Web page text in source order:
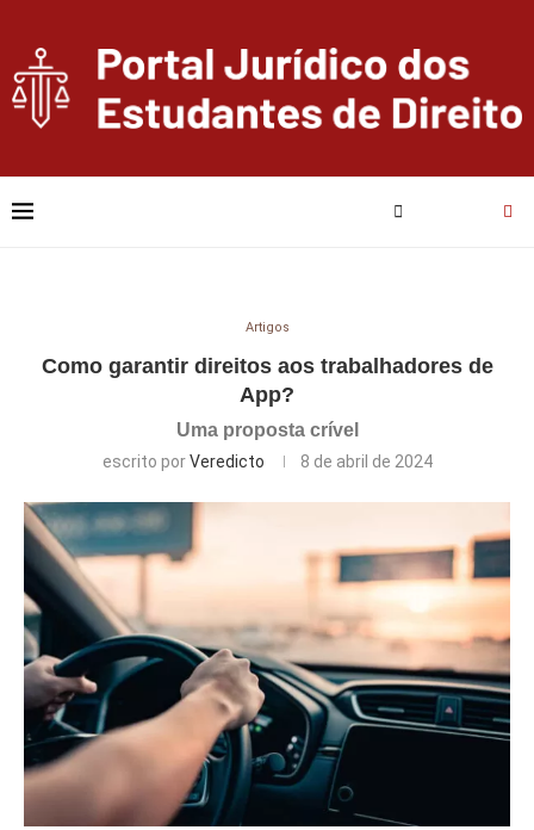
Artigos
Como garantir direitos aos trabalhadores de
App?
Uma proposta crível
escrito porVeredicto 8 de abril de 2024